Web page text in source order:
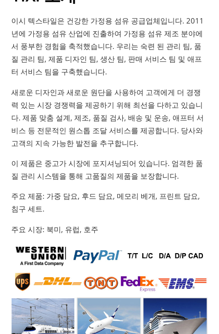
이시 텍스타일은 건강한 가정용 섬유 공급업체입니다. 2011
년에 가정용 섬유 산업에 진출하여 가정용 섬유 제조 분야에
서 풍부한 경험을 축적했습니다. 우리는 숙련 된 관리 팀, 품
질 관리 팀, 제품 디자인 팀, 생산 팀, 판매 서비스 팀 및 애프
터 서비스 팀을 구축했습니다.
새로운 디자인과 새로운 원단을 사용하여 고객에게 더 경쟁
력 있는 시장 경쟁력을 제공하기 위해 최선을 다하고 있습니
다. 제품 맞춤 설계, 제조, 품질 검사, 배송 및 운송, 애프터 서
비스 등 전문적인 원스톱 조달 서비스를 제공합니다. 당사와
고객의 지속 가능한 발전을 추구합니다.
이 제품은 중고가 시장에 포지셔닝되어 있습니다. 엄격한 품
질 관리 시스템을 통해 고품질의 제품을 보장합니다.
주요 제품: 가중 담요, 후드 담요, 메모리 베개, 프린트 담요,
침구 세트.
주요 시장: 북미, 유럽, 호주